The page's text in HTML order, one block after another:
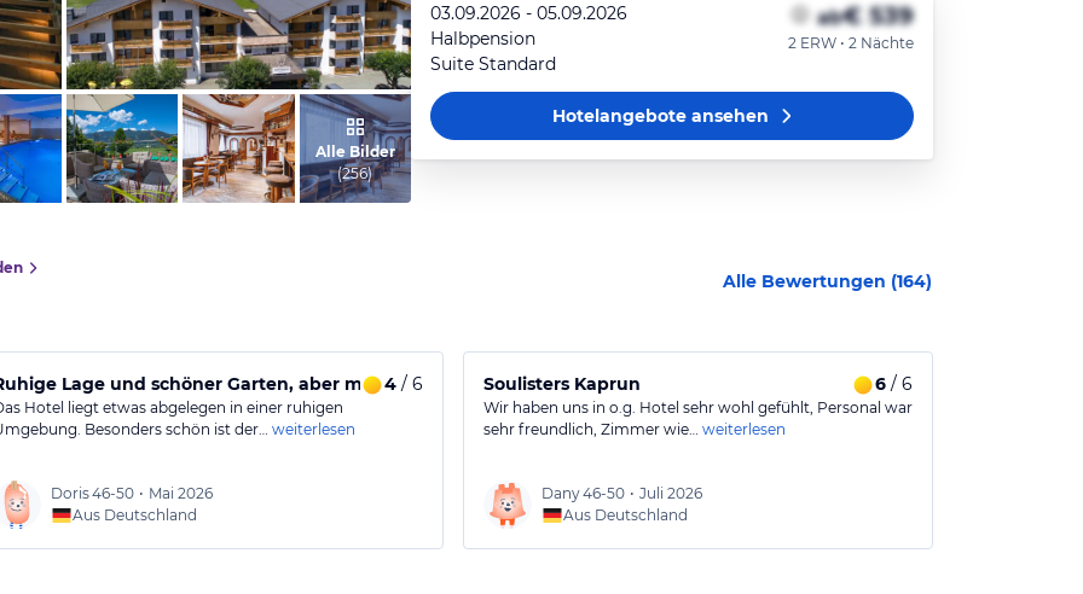
vom Hotelier, Juni 2018
Alle Bilder
(256)
03.09.2026 - 05.09.2026
Halbpension
Suite Standard
ab€ 539
2 ERW • 2 Nächte
Hotelangeboteansehen
Alle Bewertungen (164)
Lage und schöner Garten, aber mäßiges Essen
4/ 6
Hotel liegt etwas abgelegen in einer ruhigen
Besonders schön ist der… weiterlesen
Doris46-50 • Mai 2026
Aus Deutschland
Soulisters Kaprun 6/ 6
Wir haben uns in o.g. Hotel sehr wohl gefühlt, Personal war
sehr freundlich, Zimmer wie… weiterlesen
Dany46-50 • Juli 2026
Aus Deutschland